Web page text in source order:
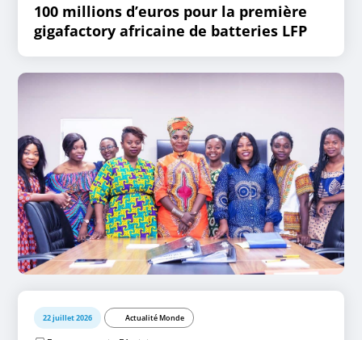
100 millions d’euros pour la première
gigafactory africaine de batteries LFP
22 juillet 2026 Actualité Monde